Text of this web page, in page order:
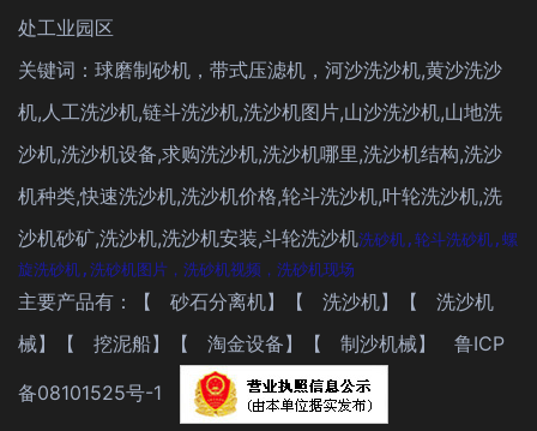
处工业园区
关键词：球磨制砂机，带式压滤机，河沙洗沙机,黄沙洗沙
机,人工洗沙机,链斗洗沙机,洗沙机图片,山沙洗沙机,山地洗
沙机,洗沙机设备,求购洗沙机,洗沙机哪里,洗沙机结构,洗沙
机种类,快速洗沙机,洗沙机价格,轮斗洗沙机,叶轮洗沙机,洗
沙机砂矿,洗沙机,洗沙机安装,斗轮洗沙机洗砂机,轮斗洗砂机,螺
旋洗砂机,洗砂机图片，洗砂机视频，洗砂机现场
主要产品有：【 砂石分离机】【 洗沙机】【
洗沙机
械】【 挖泥船】【 淘金设备】【 制沙机械】 鲁ICP
备08101525号-1